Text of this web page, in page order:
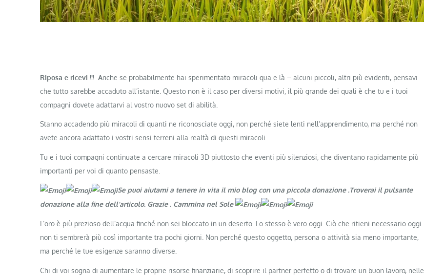
Riposa e ricevi !!! Anche se probabilmente hai sperimentato miracoli qua e là – alcuni piccoli, altri più evidenti, pensavi
che tutto sarebbe accaduto all’istante. Questo non è il caso per diversi motivi, il più grande dei quali è che tu e i tuoi
compagni dovete adattarvi al vostro nuovo set di abilità.
Stanno accadendo più miracoli di quanti ne riconosciate oggi, non perché siete lenti nell’apprendimento, ma perché non
avete ancora adattato i vostri sensi terreni alla realtà di questi miracoli.
Tu e i tuoi compagni continuate a cercare miracoli 3D piuttosto che eventi più silenziosi, che diventano rapidamente più
importanti per voi di quanto pensaste.
Se puoi aiutami a tenere in vita il mio blog con una piccola donazione .Troverai il pulsante
donazione alla fine dell’articolo. Grazie. Cammina nel Sole
L’oro è più prezioso dell’acqua finché non sei bloccato in un deserto. Lo stesso è vero oggi. Ciò che ritieni necessario oggi
non ti sembrerà più così importante tra pochi giorni. Non perché questo oggetto, persona o attività sia meno importante,
ma perché le tue esigenze saranno diverse.
Chi di voi sogna di aumentare le proprie risorse finanziarie, di scoprire il partner perfetto o di trovare un buon lavoro, nelle